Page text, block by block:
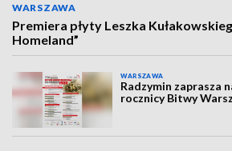
WARSZAWA
Premiera płyty Leszka
Homeland”
WARSZAWA
Radzymin zaprasza
rocznicy Bitwy